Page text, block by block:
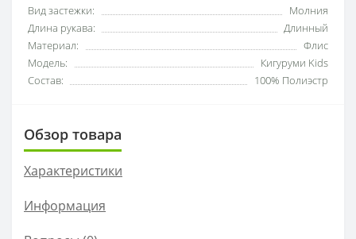
Вид застежки:
Молния
Длина рукава:
Длинный
Материал:
Флис
Модель:
Кигуруми Kids
Состав:
100% Полиэстр
Обзор товара
Характеристики
Информация